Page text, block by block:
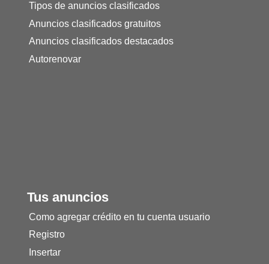
Tipos de anuncios clasificados
Anuncios clasificados gratuitos
Anuncios clasificados destacados
Autorenovar
Tus anuncios
Como agregar crédito en tu cuenta usuario
Registro
Insertar